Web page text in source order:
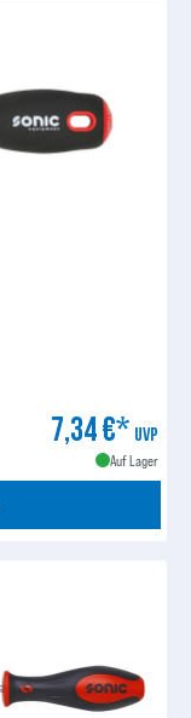
7,34 €* UVP
Auf Lager